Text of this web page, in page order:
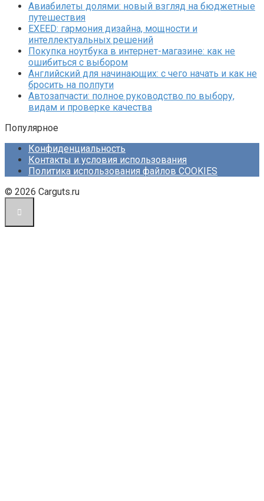
Авиабилеты долями: новый взгляд на бюджетные
путешествия
EXEED: гармония дизайна, мощности и
интеллектуальных решений
Покупка ноутбука в интернет-магазине: как не
ошибиться с выбором
Английский для начинающих: с чего начать и как не
бросить на полпути
Автозапчасти: полное руководство по выбору,
видам и проверке качества
Популярное
Конфиденциальность
Контакты и условия использования
Политика использования файлов COOKIES
© 2026 Carguts.ru